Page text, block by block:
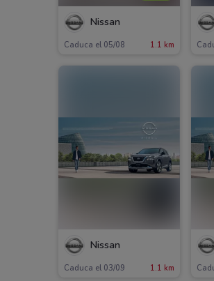
Nissan
Caduca el 05/08 1.1 km
Nissan
Caduca el 03/09 1.1 km